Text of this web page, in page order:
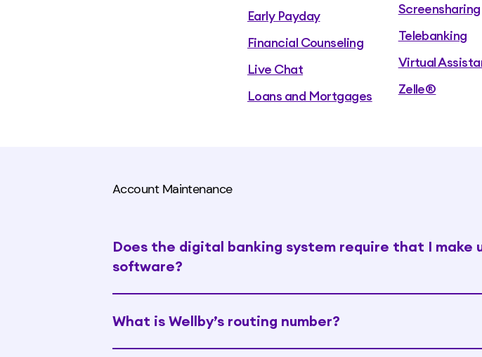
Early Payday
Financial Counseling
Live Chat
Loans and Mortgages
Screensharing
Telebanking
Virtual
Zelle®
Account Maintenance
Does the digital banking system require that I make
software?
What is Wellby’s routing number?